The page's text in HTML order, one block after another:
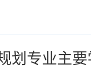
划专业主